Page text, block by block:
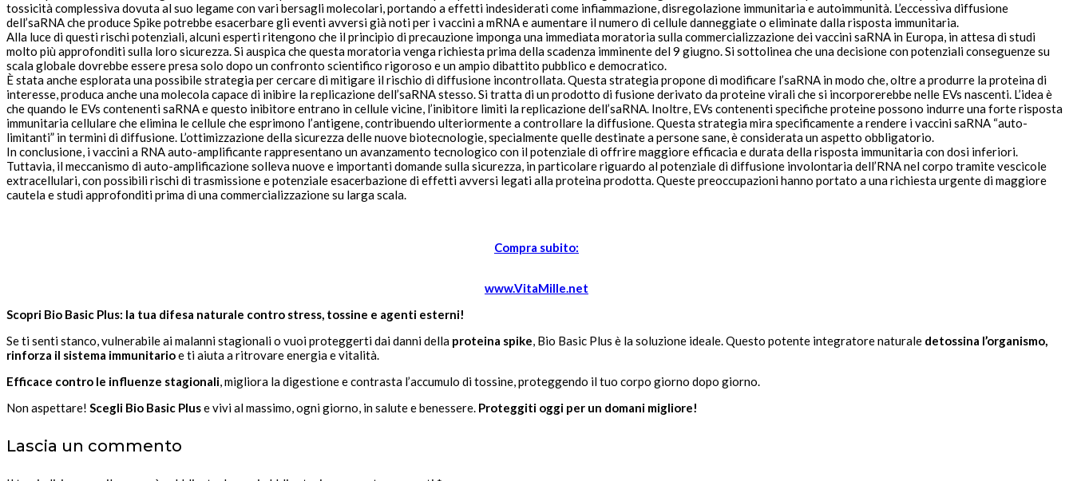
tossicità complessivadovuta al suo legame con vari bersagli molecolari, portando a effetti indesiderati come infiammazione, disregolazione immunitaria e autoimmunità. L’eccessiva diffusione
dell’saRNA che produce Spike potrebbeesacerbare gli eventi avversigià noti per i vaccini a mRNA e aumentare il numero di cellule danneggiate o eliminate dalla risposta immunitaria.
Alla luce di questi rischi potenziali, alcuni esperti ritengono che ilprincipio di precauzione imponga una immediata moratoriasulla commercializzazione dei vaccini saRNA in Europa, in attesa di studi
molto più approfonditi sulla loro sicurezza. Si auspica che questa moratoria venga richiesta prima della scadenza imminente del 9 giugno. Si sottolinea che una decisione con potenziali conseguenze su
scala globale dovrebbe essere presa solo dopo un confronto scientifico rigoroso e un ampio dibattito pubblico e democratico.
È stata anche esplorata una possibile strategia per cercare di mitigare il rischio di diffusione incontrollata. Questa strategia propone di modificare l’saRNA in modo che, oltre a produrre la proteina di
interesse, produca anche una molecola capace di inibire la replicazione dell’saRNA stesso. Si tratta di un prodotto di fusione derivato da proteine virali che si incorporerebbe nelle EVs nascenti. L’idea è
che quando le EVs contenenti saRNA e questo inibitore entrano in cellule vicine, l’inibitore limiti la replicazione dell’saRNA. Inoltre, EVs contenenti specifiche proteine possono indurre una forte risposta
immunitaria cellulare che elimina le cellule che esprimono l’antigene, contribuendo ulteriormente a controllare la diffusione. Questa strategia mira specificamente a rendere i vaccini saRNA “auto-
limitanti” in termini di diffusione. L’ottimizzazione della sicurezza delle nuove biotecnologie, specialmente quelle destinate a persone sane, è considerata un aspetto obbligatorio.
In conclusione, i vaccini a RNA auto-amplificante rappresentano un avanzamento tecnologico con il potenziale di offrire maggiore efficacia e durata della risposta immunitaria con dosi inferiori.
Tuttavia, il meccanismo di auto-amplificazione solleva nuove e importanti domande sulla sicurezza, in particolare riguardo al potenziale di diffusione involontaria dell’RNA nel corpo tramite vescicole
extracellulari, con possibili rischi di trasmissione e potenziale esacerbazione di effetti avversi legati alla proteina prodotta. Queste preoccupazioni hanno portato a una richiesta urgente di maggiore
cautela e studi approfonditi prima di una commercializzazione su larga scala.
Compra subito:
www.VitaMille.net
Scopri Bio Basic Plus: la tua difesa naturale contro stress, tossine e agenti esterni!
Se ti senti stanco, vulnerabile ai malanni stagionali o vuoi proteggerti dai danni della proteina spike, Bio Basic Plus è la soluzione ideale. Questo potente integratore naturale detossina l’organismo,
rinforza il sistema immunitarioe ti aiuta a ritrovare energia e vitalità.
Efficace contro le influenze stagionali, migliora la digestione e contrasta l’accumulo di tossine, proteggendo il tuo corpo giorno dopo giorno.
Non aspettare! Scegli Bio Basic Pluse vivi al massimo, ogni giorno, in salute e benessere. Proteggiti oggi per un domani migliore!
Lascia un commento